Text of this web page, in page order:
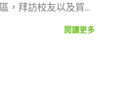
，拜訪校友以及貿...
閱讀更多